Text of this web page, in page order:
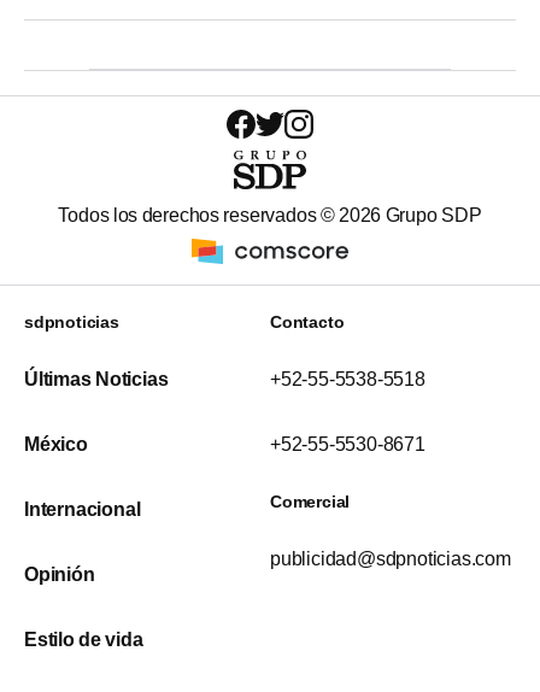
Todos los derechos reservados © 2026 Grupo SDP
sdpnoticias
Últimas Noticias
México
Internacional
Opinión
Estilo de vida
Contacto
+52-55-5538-5518
+52-55-5530-8671
Comercial
publicidad@sdpnoticias.com